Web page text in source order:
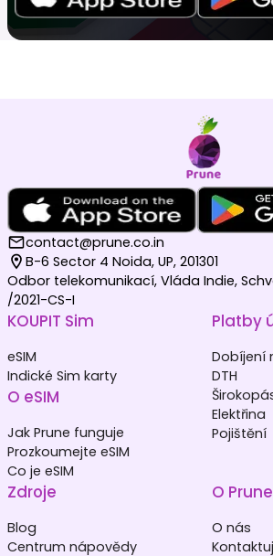
contact@prune.co.in
B-6 Sector 4 Noida, UP, 201301
Odbor telekomunikací, Vláda Indie,
/2021-CS-I
KOUPIT Sim
eSIM
Indické Sim karty
O eSIM
Jak Prune funguje
Prozkoumejte eSIM
Co je eSIM
Platby
Dobíjení
DTH
Elektřina
Pojištění
Zdroje
Blog
Centrum nápovědy
O Prune
O nás